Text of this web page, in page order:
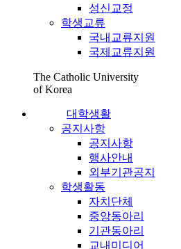
성신교정
학생교류
국내교류지원
국제교류지원
The Catholic University
of Korea
대학생활
공지사항
공지사항
행사안내
외부기관공지
학생활동
자치단체
중앙동아리
기관동아리
교내미디어